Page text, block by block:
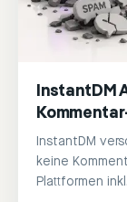
InstantDM
InstantDM
keine
Plattformen